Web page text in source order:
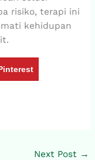
risiko, terapi ini
kehidupan
Next Post →